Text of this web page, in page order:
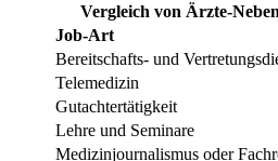
Vergleich von Ärzte-
Job-Art
Bereitschafts- und
Telemedizin
Gutachtertätigkeit
Lehre und Seminare
Medizinjournalismus oder